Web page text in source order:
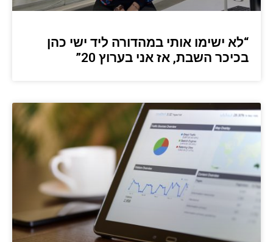
“לא ישימו אותי במהדורה ליד ישי כהן
בכיכר השבת, אז אני בערוץ 20”